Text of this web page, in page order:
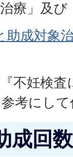
療」及び
助成対象
不妊検
考にし
成回数